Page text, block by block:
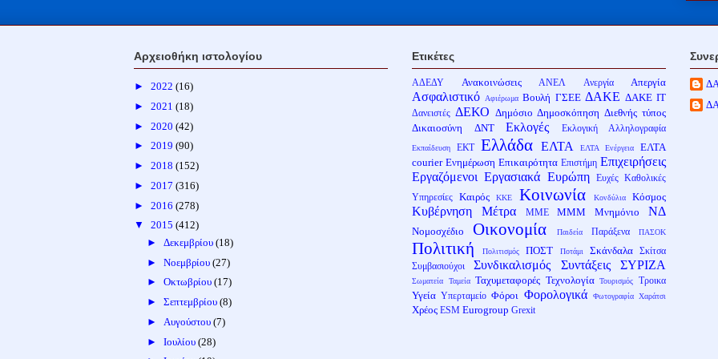
Αρχειοθήκη ιστολογίου
► 2022 (16)
► 2021 (18)
► 2020 (42)
► 2019 (90)
► 2018 (152)
► 2017 (316)
► 2016 (278)
▼ 2015 (412)
► Δεκεμβρίου (18)
► Νοεμβρίου (27)
► Οκτωβρίου (17)
► Σεπτεμβρίου (8)
► Αυγούστου (7)
► Ιουλίου (28)
Ετικέτες
ΑΔΕΔΥ Ανακοινώσεις ΑΝΕΛ Ανεργία Απεργία
Ασφαλιστικό Αφιέρωμα Βουλή ΓΣΕΕ ΔΑΚΕ ΔΑΚΕ ΙΤ
Δανειστές ΔΕΚΟ Δημόσιο Δημοσκόπηση Διεθνής τύπος
Δικαιοσύνη
ΔΝΤ Εκλογές Εκλογική Αλληλογραφία
Εκπαίδευση ΕΚΤ Ελλάδα ΕΛΤΑ ΕΛΤΑ Ενέργεια
ΕΛΤΑ
courier Ενημέρωση Επικαιρότητα Επιστήμη Επιχειρήσεις
Εργαζόμενοι Εργασιακά Ευρώπη Ευχές Καθολικές
Υπηρεσίες
Καιρός ΚΚΕ Κοινωνία Κονδύλια Κόσμος
Κυβέρνηση Μέτρα ΜΜΕ ΜΜΜ Μνημόνιο ΝΔ
Νομοσχέδιο Οικονομία Παιδεία Παράξενα ΠΑΣΟΚ
Πολιτική Πολιτισμός ΠΟΣΤ Ποτάμι Σκάνδαλα
Σκίτσα
Συμβασιούχοι
Συνδικαλισμός Συντάξεις ΣΥΡΙΖΑ
Σωματεία Ταμεία Ταχυμεταφορές Τεχνολογία Τουρισμός Τροικα
Υγεία Υπερταμείο Φόροι Φορολογικά Φωτογραφία Χαράτσι
Χρέος ESM Eurogroup Grexit